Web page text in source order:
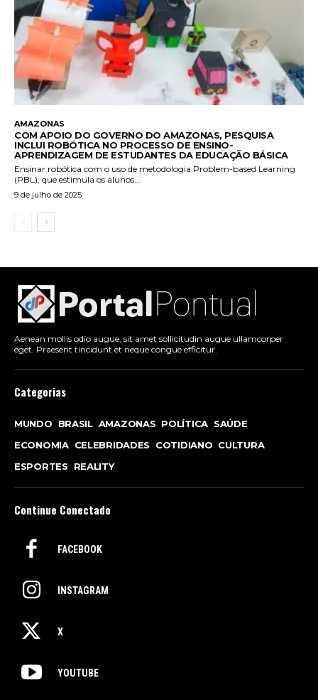
AMAZONAS
COM APOIO DO GOVERNO DO AMAZONAS, PESQUISA
INCLUI ROBÓTICA NO PROCESSO DE ENSINO-
APRENDIZAGEM DE ESTUDANTES DA EDUCAÇÃO BÁSICA
Ensinar robótica com o uso de metodologia Problem-based Learning
(PBL), que estimula os alunos...
9 de julho de 2025
Aenean mollis odio augue, sit amet sollicitudin augue ullamcorper
eget. Praesent tincidunt et neque congue efficitur.
Categorias
MUNDO BRASIL AMAZONAS POLÍTICA SAÚDE
ECONOMIA CELEBRIDADES COTIDIANO CULTURA
ESPORTES
REALITY
Continue Conectado
FACEBOOK
INSTAGRAM
X
YOUTUBE